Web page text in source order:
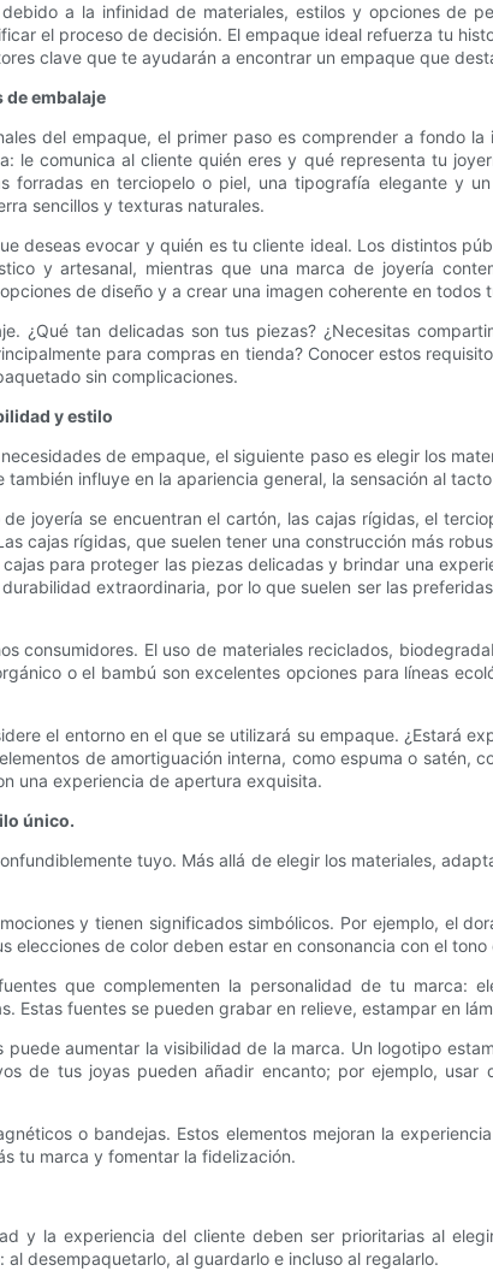
a la infinidad de materiales, estilos y opciones de
el proceso de decisión. El empaque ideal refuerza tu
clave que te ayudarán a encontrar un empaque que
de embalaje
del empaque, el primer paso es comprender a fondo
le comunica al cliente quién eres y qué representa tu
forradas en terciopelo o piel, una tipografía elegante y
sencillos y texturas naturales.
deseas evocar y quién es tu cliente ideal. Los distintos
y artesanal, mientras que una marca de joyería
de diseño y a crear una imagen coherente en todos
¿Qué tan delicadas son tus piezas? ¿Necesitas
para compras en tienda? Conocer estos
sin complicaciones.
y estilo
de empaque, el siguiente paso es elegir los
influye en la apariencia general, la sensación al
joyería se encuentran el cartón, las cajas rígidas, el
cajas rígidas, que suelen tener una construcción más
para proteger las piezas delicadas y brindar una
extraordinaria, por lo que suelen ser las
consumidores. El uso de materiales reciclados,
o el bambú son excelentes opciones para líneas
el entorno en el que se utilizará su empaque. ¿Estará
de amortiguación interna, como espuma o
una experiencia de apertura exquisita.
único.
tuyo. Más allá de elegir los materiales,
y tienen significados simbólicos. Por ejemplo, el
elecciones de color deben estar en consonancia con el
que complementen la personalidad de tu marca:
Estas fuentes se pueden grabar en relieve, estampar en
aumentar la visibilidad de la marca. Un logotipo
de tus joyas pueden añadir encanto; por ejemplo,
o bandejas. Estos elementos mejoran la
tu marca y fomentar la fidelización.
y la experiencia del cliente deben ser prioritarias al
desempaquetarlo, al guardarlo e incluso al regalarlo.